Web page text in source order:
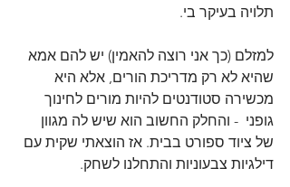
תלויה בעיקר בי.
למזלם (כך אני רוצה להאמין) יש להם אמא
שהיא לא רק מדריכת הורים, אלא היא
מכשירה סטודנטים להיות מורים לחינוך
גופני  - והחלק החשוב הוא שיש לה מגוון
של ציוד ספורט בבית. אז הוצאתי שקית עם
דילגיות צבעוניות והתחלנו לשחק.